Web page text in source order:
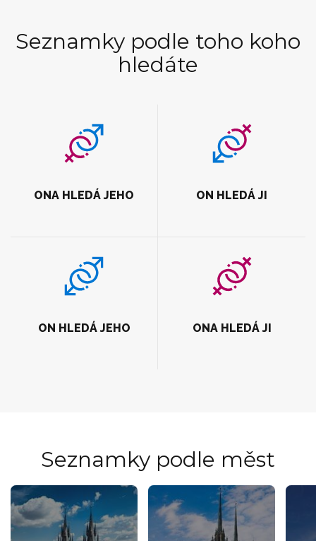
Seznamky podle toho koho
hledáte
ONA HLEDÁ JEHO ON HLEDÁ JI
ON HLEDÁ JEHO ONA HLEDÁ JI
Seznamky podle měst